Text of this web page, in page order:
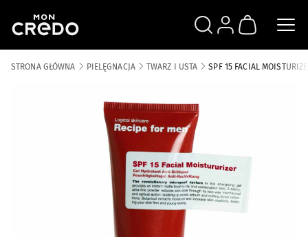
SZUKAJZALOGUJ SIĘ
KOSZYK
STRONA GŁÓWNA PIELĘGNACJA TWARZ I USTA SPF 15 FACIAL